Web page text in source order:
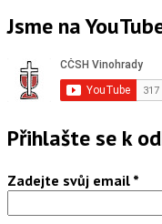
Jsme na
Přihlašte se k
Zadejte svůj email *